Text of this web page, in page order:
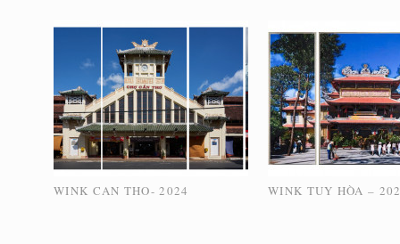
WINK CAN THO- 2024 WINK TUY HÒA –